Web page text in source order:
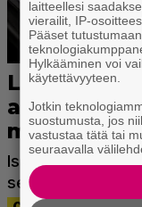
laitteellesi
vierailit, IP-
Pääset
Hylkääminen voi
käytettävyyteen.
Jotkin
suostumusta, jos
vastustaa tätä tai
seuraavalla